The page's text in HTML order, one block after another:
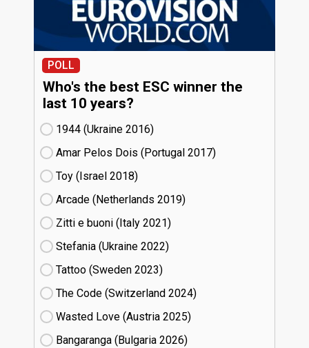
POLL
Who's the best ESC winner the
last 10 years?
1944 (Ukraine
16)
Amar Pelos Dois (Portugal
17)
Toy (Israel
18)
Arcade (Netherlands
19)
Zitti e buoni​ (Italy
21)
Stefania (Ukraine
22)
Tattoo (Sweden
23)
The Code (Switzerland
24)
Wasted Love (Austria
25)
Bangaranga (Bulgaria
26)